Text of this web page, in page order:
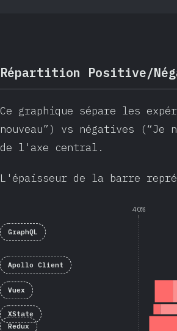
Répartition Positive/
Ce graphique sépare les
nouveau”) vs négatives
de l'axe central.
L'épaisseur de la barre
40%
GraphQL
Apollo Client
Vuex
XState
Redux